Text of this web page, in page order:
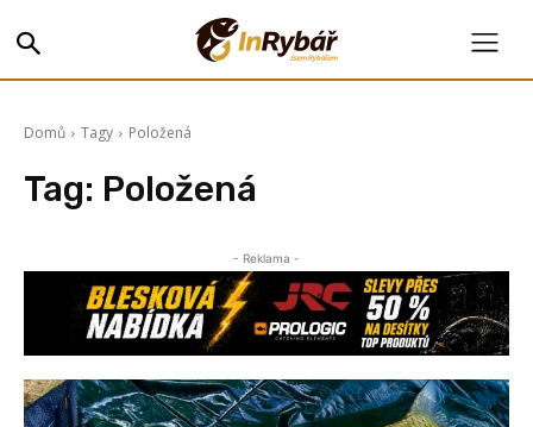
Domů Tagy Položená
Tag: Položená
- Reklama -